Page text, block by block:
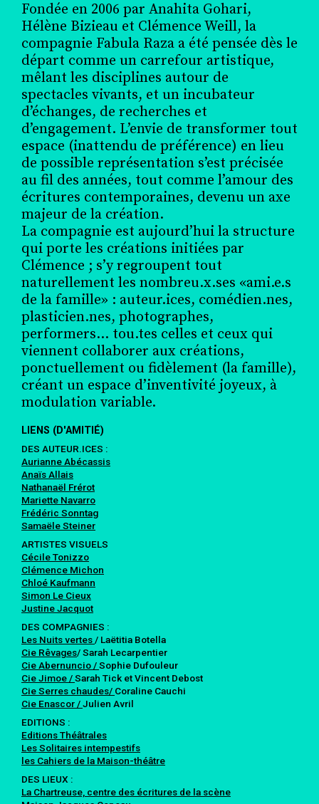
Fondée en 2006 par Anahita Gohari,
Hélène Bizieau et Clémence Weill, la
compagnie Fabula Raza a été pensée dès le
départ comme un carrefour artistique,
mêlant les disciplines autour de
spectacles vivants, et un incubateur
d’échanges, de recherches et
d’engagement. L’envie de transformer tout
espace (inattendu de préférence) en lieu
de possible représentation s’est précisée
au fil des années, tout comme l’amour des
écritures contemporaines, devenu un axe
majeur de la création.
La compagnie est aujourd’hui la structure
qui porte les créations initiées par
Clémence ; s’y regroupent tout
naturellement les nombreu.x.ses «ami.e.s
de la famille» : auteur.ices, comédien.nes,
plasticien.nes, photographes,
performers… tou.tes celles et ceux qui
viennent collaborer aux créations,
ponctuellement ou fidèlement (la famille),
créant un espace d’inventivité joyeux, à
modulation variable.
LIENS (D'AMITIÉ)
DES AUTEUR.ICES :
Aurianne Abécassis
Anaïs Allais
Nathanaël Frérot
Mariette Navarro
Frédéric Sonntag
Samaële Steiner
ARTISTES VISUELS
Cécile Tonizzo
Clémence Michon
Chloé Kaufmann
Simon Le Cieux
Justine Jacquot
DES COMPAGNIES :
Les Nuits vertes / Laëtitia Botella
Cie Rêvages/ Sarah Lecarpentier
Cie Abernuncio /Sophie Dufouleur
Cie Jimoe /Sarah Tick et Vincent Debost
Cie Serres chaudes/ Coraline Cauchi
Cie Enascor /Julien Avril
EDITIONS :
Editions Théâtrales
Les Solitaires intempestifs
les Cahiers de la Maison-théâtre
DES LIEUX :
La Chartreuse, centre des écritures de la scène